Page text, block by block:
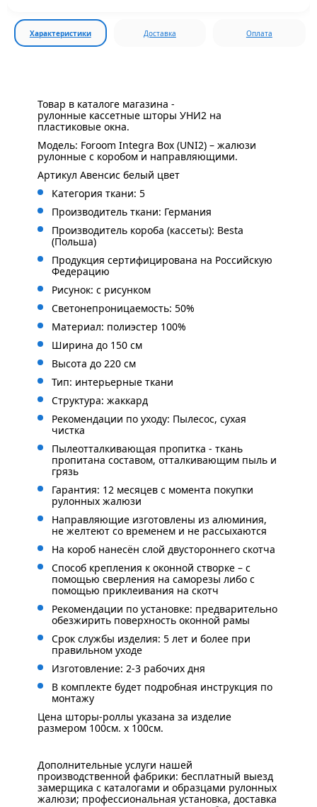
Характеристики Доставка Оплата
Товар в каталоге магазина -
рулонные кассетные шторы УНИ2 на
пластиковые окна.
Модель: Foroom Integra Box (UNI2) – жалюзи
рулонные с коробом и направляющими.
Артикул Авенсис белый цвет
Категория ткани: 5
Производитель ткани: Германия
Производитель короба (кассеты): Besta
(Польша)
Продукция сертифицирована на Российскую
Федерацию
Рисунок: с рисунком
Светонепроницаемость: 50%
Материал: полиэстер 100%
Ширина до 150 см
Высота до 220 см
Тип: интерьерные ткани
Структура: жаккард
Рекомендации по уходу: Пылесос, сухая
чистка
Пылеотталкивающая пропитка - ткань
пропитана составом, отталкивающим пыль и
грязь
Гарантия: 12 месяцев с момента покупки
рулонных жалюзи
Направляющие изготовлены из алюминия,
не желтеют со временем и не рассыхаются
На короб нанесён слой двустороннего скотча
Способ крепления к оконной створке – с
помощью сверления на саморезы либо с
помощью приклеивания на скотч
Рекомендации по установке: предварительно
обезжирить поверхность оконной рамы
Срок службы изделия: 5 лет и более при
правильном уходе
Изготовление: 2-3 рабочих дня
В комплекте будет подробная инструкция по
монтажу
Цена шторы-роллы указана за изделие
размером 100см. x 100см.
Дополнительные услуги нашей
производственной фабрики: бесплатный выезд
замерщика с каталогами и образцами рулонных
жалюзи; профессиональная установка, доставка